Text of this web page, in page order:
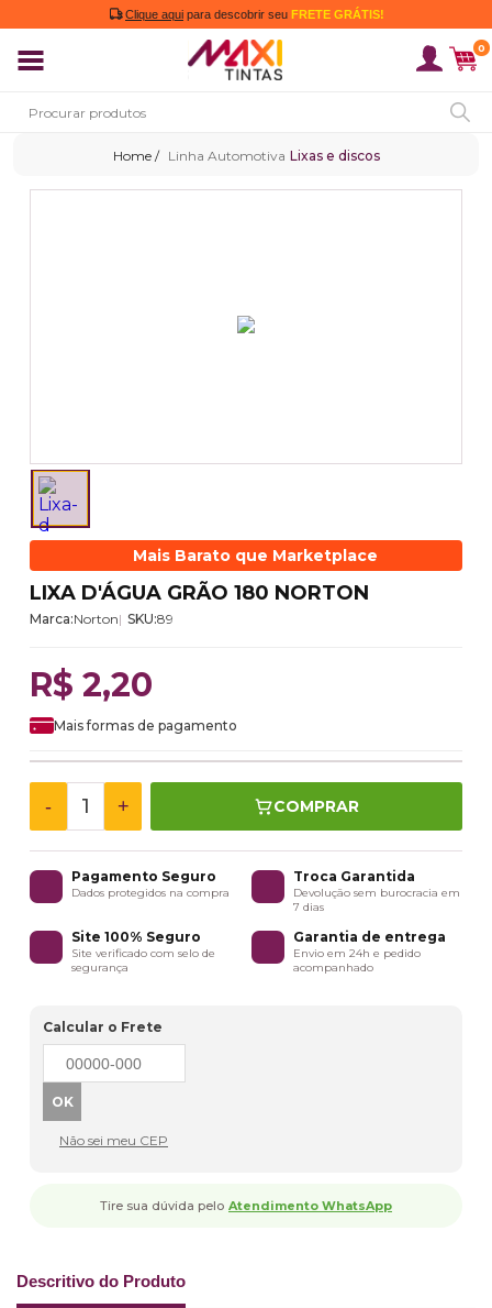
Clique aqui para descobrir seu FRETE GRÁTIS!
0
Linha Automotiva Lixas e discos
Mais Barato que Marketplace
LIXA D'ÁGUA GRÃO 180 NORTON
Marca:Norton SKU:89
R$ 2,20
Mais formas de pagamento
- + COMPRAR
Pagamento Seguro
Dados protegidos na compra
Troca Garantida
Devolução sem burocracia em
7 dias
Site 100% Seguro
Site verificado com selo de
segurança
Garantia de entrega
Envio em 24h e pedido
acompanhado
Calcular o Frete
Não sei meu CEP
Tire sua dúvida pelo Atendimento WhatsApp
Descritivo do Produto